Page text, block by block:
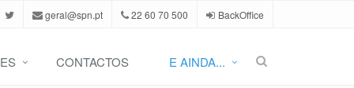
geral@spn.pt 22 60 70 500 BackOffice
CONTACTOS E AINDA...